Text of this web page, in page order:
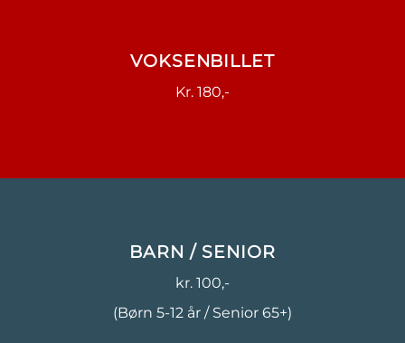
VOKSENBILLET
Kr. 180,-
BARN / SENIOR
kr. 100,-
(Børn 5-12 år / Senior 65+)